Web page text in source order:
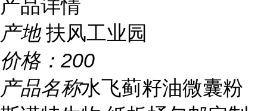
产品详情
产地 扶风工业园
价格： 200
产品名称水飞蓟籽油微囊粉